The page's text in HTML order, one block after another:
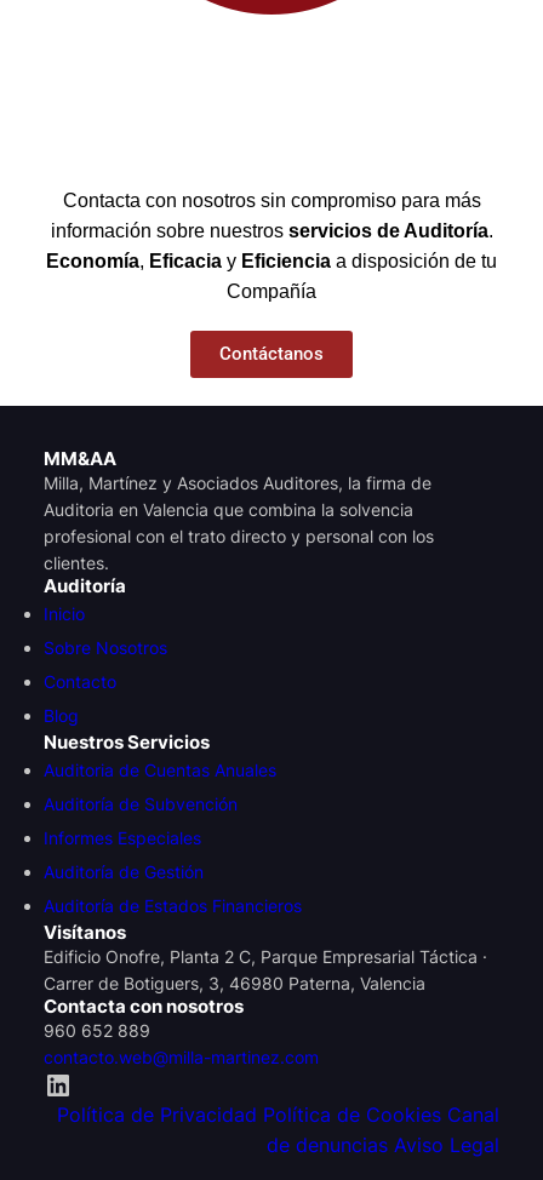
Contacta con nosotros sin compromiso para más
información sobre nuestros servicios de Auditoría.
Economía, Eficacia y Eficiencia a disposición de tu
Compañía
Contáctanos
MM&AA
Milla, Martínez y Asociados Auditores, la firma de
Auditoria en Valencia que combina la solvencia
profesional con el trato directo y personal con los
clientes.
Auditoría
Inicio
Sobre Nosotros
Contacto
Blog
Nuestros Servicios
Auditoria de Cuentas Anuales
Auditoría de Subvención
Informes Especiales
Auditoría de Gestión
Auditoría de Estados Financieros
Visítanos
Edificio Onofre, Planta 2 C, Parque Empresarial Táctica ·
Carrer de Botiguers, 3, 46980 Paterna, Valencia
Contacta con nosotros
960 652 889
contacto.web@milla-martinez.com
Política de Privacidad Política de Cookies Canal
de denuncias Aviso Legal